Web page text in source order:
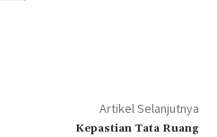
Artikel Selanjutnya
Kepastian Tata Ruang